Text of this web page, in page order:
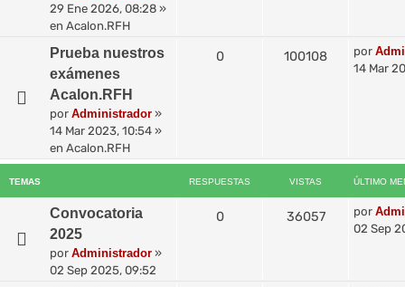
29 Ene 2026, 08:28 »
en Acalon.RFH
Prueba nuestros
exámenes
Acalon.RFH
por Administrador »
14 Mar 2023, 10:54 »
en Acalon.RFH
0 100108 por
14 Mar
TEMAS RESPUESTAS VISTAS ÚLTIMO
Convocatoria
2025
por Administrador »
02 Sep 2025, 09:52
0 36057 por
02 Sep